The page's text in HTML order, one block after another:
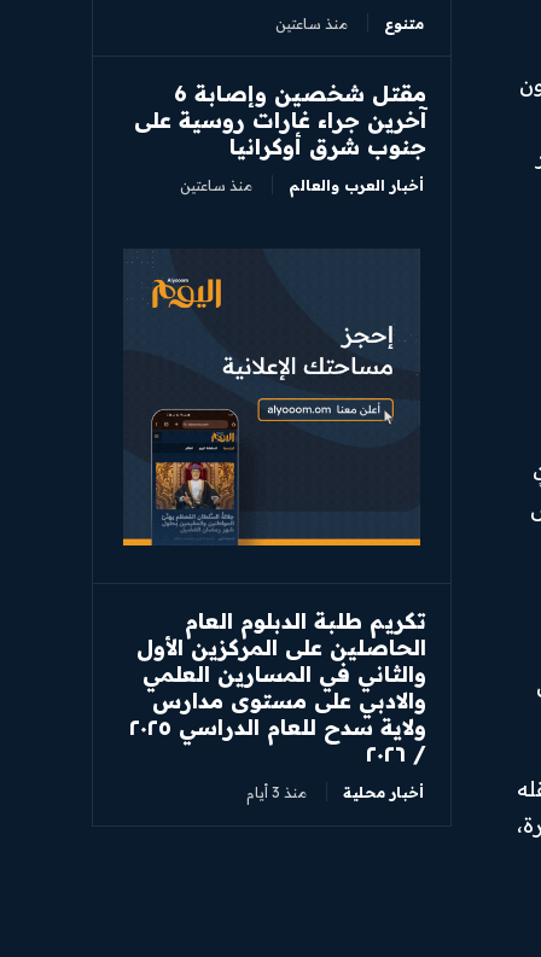
متنوع منذ ساعتين
مقتل شخصين وإصابة 6
آخرين جراء غارات روسية على
جنوب شرق أوكرانيا
أخبار العرب والعالم منذ ساعتين
تكريم طلبة الدبلوم العام
الحاصلين على المركزين الأول
والثاني في المسارين العلمي
والادبي على مستوى مدارس
ولاية سدح للعام الدراسي ٢٠٢٥
/ ٢٠٢٦
أخبار محلية منذ 3 أيام